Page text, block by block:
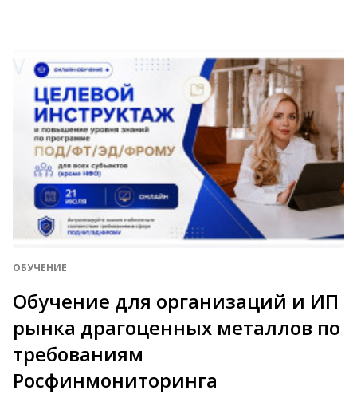
ОБУЧЕНИЕ
Обучение для организаций и ИП
рынка драгоценных металлов по
требованиям
Росфинмониторинга